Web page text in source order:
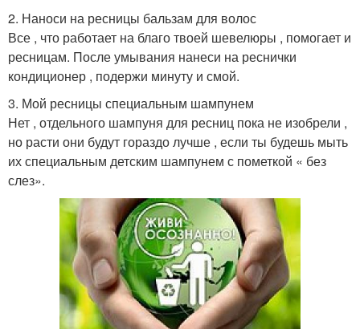
2. Наноси на ресницы бальзам для волос
Все , что работает на благо твоей шевелюры , помогает и
ресницам. После умывания нанеси на реснички
кондиционер , подержи минуту и смой.
3. Мой ресницы специальным шампунем
Нет , отдельного шампуня для ресниц пока не изобрели ,
но расти они будут гораздо лучше , если ты будешь мыть
их специальным детским шампунем с пометкой « без
слез».